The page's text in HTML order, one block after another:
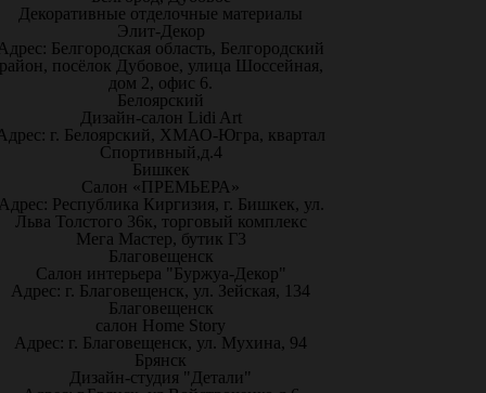
Декоративные отделочные материалы
Элит-Декор
Белгородская область, Белгородский
посёлок Дубовое, улица Шоссейная,
дом 2, офис 6.
Белоярский
Дизайн-салон Lidi Art
г. Белоярский, ХМАО-Югра, квартал
Спортивный,д.4
Бишкек
Салон «ПРЕМЬЕРА»
Республика Киргизия, г. Бишкек, ул.
Льва Толстого 36к, торговый комплекс
Мега Мастер, бутик Г3
Благовещенск
Салон интерьера "Буржуа-Декор"
Адрес: г. Благовещенск, ул. Зейская, 134
Благовещенск
салон Home Story
Адрес: г. Благовещенск, ул. Мухина, 94
Брянск
Дизайн-студия "Детали"